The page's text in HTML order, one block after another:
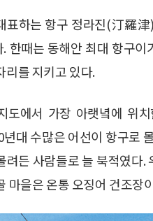
표하는 항구 정라진(汀羅
. 한때는 동해안 최대 항구
리를 지키고 있다.
도에서 가장 아랫녘에 위
대 수많은 어선이 항구로
려든 사람들로 늘 북적였다
마을은 온통 오징어 건조장